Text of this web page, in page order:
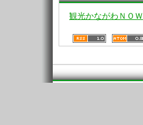
観光かながわＮＯＷ